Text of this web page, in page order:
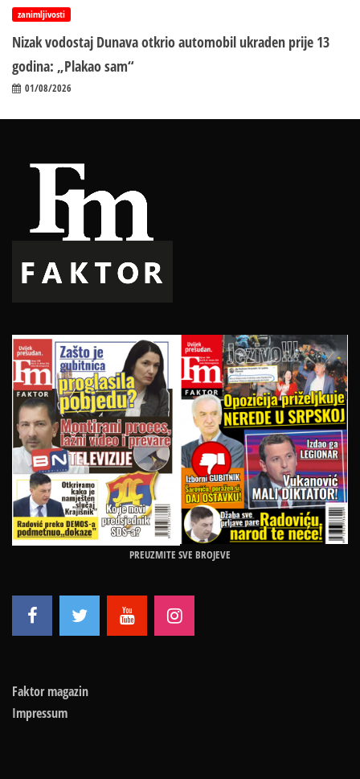
zanimljivosti
Nizak vodostaj Dunava otkrio automobil ukraden prije 13
godina: „Plakao sam“
01/08/2026
PREUZMITE SVE BROJEVE
Faktor magazin
Impressum